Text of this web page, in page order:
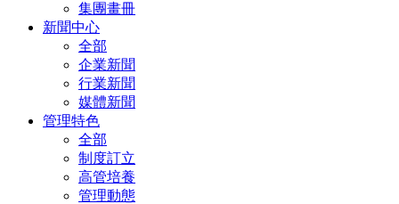
集團畫冊
新聞中心
全部
企業新聞
行業新聞
媒體新聞
管理特色
全部
制度訂立
高管培養
管理動態